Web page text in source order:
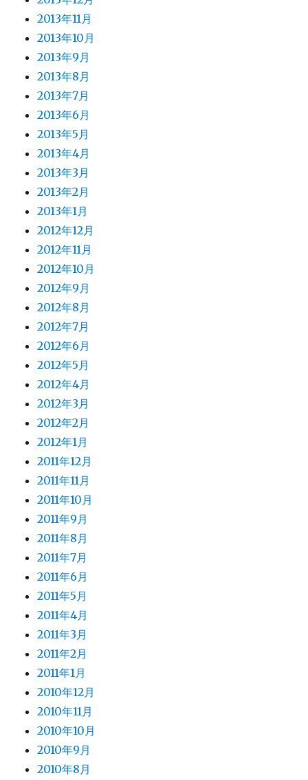
2013年11月
2013年10月
2013年9月
2013年8月
2013年7月
2013年6月
2013年5月
2013年4月
2013年3月
2013年2月
2013年1月
2012年12月
2012年11月
2012年10月
2012年9月
2012年8月
2012年7月
2012年6月
2012年5月
2012年4月
2012年3月
2012年2月
2012年1月
2011年12月
2011年11月
2011年10月
2011年9月
2011年8月
2011年7月
2011年6月
2011年5月
2011年4月
2011年3月
2011年2月
2011年1月
2010年12月
2010年11月
2010年10月
2010年9月
2010年8月